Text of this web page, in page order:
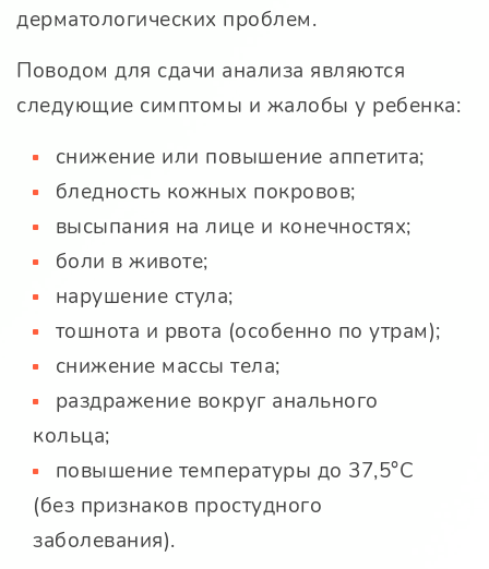
дерматологических проблем.
Поводом для сдачи анализа являются
следующие симптомы и жалобы у ребенка:
снижение или повышение аппетита;
бледность кожных покровов;
высыпания на лице и конечностях;
боли в животе;
нарушение стула;
тошнота и рвота (особенно по утрам);
снижение массы тела;
раздражение вокруг анального
кольца;
повышение температуры до 37,5°С
(без признаков простудного
заболевания).